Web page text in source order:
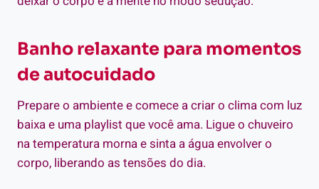
Banho relaxante para momentos
de autocuidado
Prepare o ambiente e comece a criar o clima com luz
baixa e uma playlist que você ama. Ligue o chuveiro
na temperatura morna e sinta a água envolver o
corpo, liberando as tensões do dia.